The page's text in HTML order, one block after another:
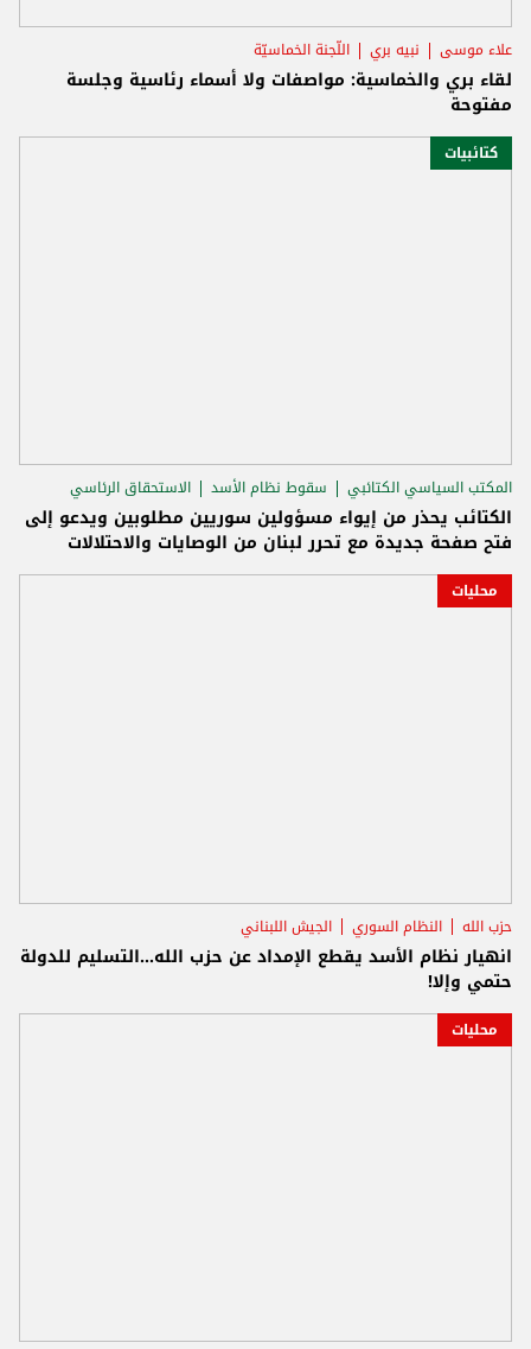
علاء موسى نبيه بري اللّجنة الخماسيّة
لقاء بري والخماسية: مواصفات ولا أسماء رئاسية وجلسة
مفتوحة
كتائبيات
المكتب السياسي الكتائبي سقوط نظام الأسد الاستحقاق الرئاسي
الكتائب يحذر من إيواء مسؤولين سوريين مطلوبين ويدعو إلى
فتح صفحة جديدة مع تحرر لبنان من الوصايات والاحتلالات
محليات
حزب الله النظام السوري الجيش اللبناني
انهيار نظام الأسد يقطع الإمداد عن حزب الله...التسليم للدولة
حتمي وإلا!
محليات